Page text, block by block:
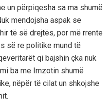
un përpiqesha sa ma shumë
mendojsha aspak se
të së drejtës, por më rrente
së re politike mund të
qi bajshin çka nuk
ba me Imzotin shumë
nëpër të cilat un shkojshe